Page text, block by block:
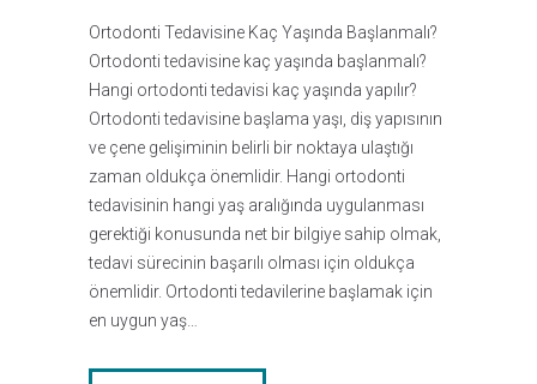
Ortodonti Tedavisine Kaç Yaşında Başlanmalı?
Ortodonti tedavisine kaç yaşında başlanmalı?
Hangi ortodonti tedavisi kaç yaşında yapılır?
Ortodonti tedavisine başlama yaşı, diş yapısının
ve çene gelişiminin belirli bir noktaya ulaştığı
zaman oldukça önemlidir. Hangi ortodonti
tedavisinin hangi yaş aralığında uygulanması
gerektiği konusunda net bir bilgiye sahip olmak,
tedavi sürecinin başarılı olması için oldukça
önemlidir. Ortodonti tedavilerine başlamak için
en uygun yaş…